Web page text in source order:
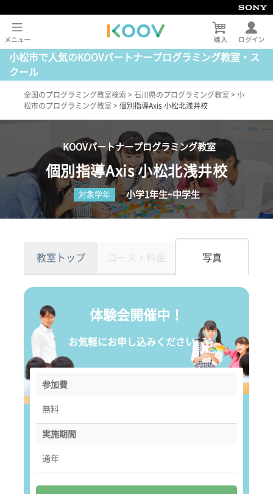
小松市で人気のKOOVパートナープログラミング教室・ス
クール
全国のプログラミング教室検索 > 石川県のプログラミング教室 > 小
松市のプログラミング教室 > 個別指導Axis 小松北浅井校
KOOVパートナープログラミング教室
個別指導Axis 小松北浅井校
対象学年 小学1年生~中学生
教室トップ コース・料金 写真
体験会開催中！
お気軽にお申し込みください。
参加費
無料
実施期間
通年